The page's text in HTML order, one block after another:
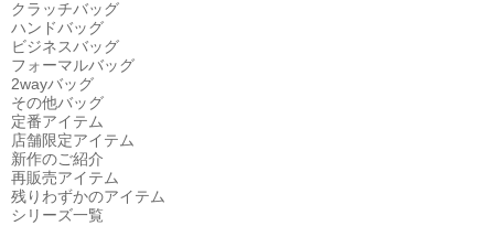
クラッチバッグ
ハンドバッグ
ビジネスバッグ
フォーマルバッグ
2wayバッグ
その他バッグ
定番アイテム
店舗限定アイテム
新作のご紹介
再販売アイテム
残りわずかのアイテム
シリーズ一覧